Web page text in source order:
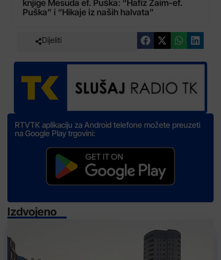
knjige Mesuda ef. Puška: “Hafiz Zaim-ef.
Puška” i “Hikaje iz naših halvata”
Dijeliti
RTVTK aplikaciju za Android telefone možete preuzeti
na Google Play trgovini:
Izdvojeno